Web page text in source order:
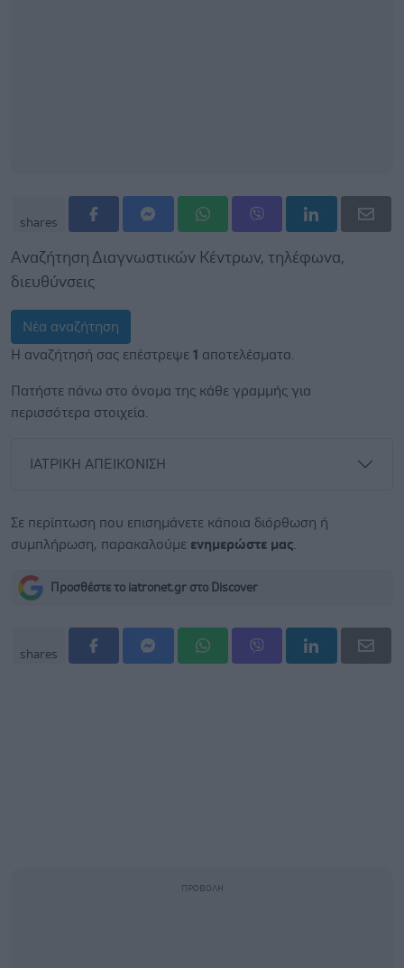
shares
Αναζήτηση Διαγνωστικών Κέντρων, τηλέφωνα,
διευθύνσεις
Νέα αναζήτηση
Η αναζήτησή σας επέστρεψε 1 αποτελέσματα.
Πατήστε πάνω στο όνομα της κάθε γραμμής για
περισσότερα στοιχεία.
ΙΑΤΡΙΚΗ ΑΠΕΙΚΟΝΙΣΗ
Σε περίπτωση που επισημάνετε κάποια διόρθωση ή
συμπλήρωση, παρακαλούμε ενημερώστε μας
Προσθέστε το iatronet.gr στο Discover
shares